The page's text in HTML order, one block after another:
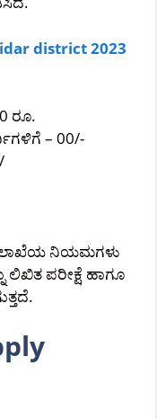
district 2023
ರೂ.
– 00/-
ನಿಯಮಗಳು
ಲಿಖಿತ ಪರೀಕ್ಷೆ ಹಾಗೂ